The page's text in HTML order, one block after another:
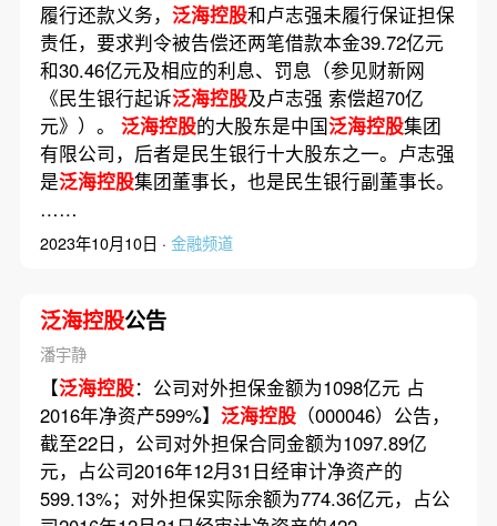
履行还款义务， 泛海控股和卢志强未履行保证担保
责任，要求判令被告偿还两笔借款本金39.72亿元
和30.46亿元及相应的利息、罚息（参见财新网
《民生银行起诉泛海控股及卢志强 索偿超70亿
元》）。 泛海控股的大股东是中国泛海控股集团
有限公司，后者是民生银行十大股东之一。卢志强
是泛海控股集团董事长，也是民生银行副董事长。
……
2023年10月10日 · 金融频道
泛海控股公告
潘宇静
【泛海控股：公司对外担保金额为1098亿元 占
2016年净资产599%】 泛海控股（000046）公告，
截至22日，公司对外担保合同金额为1097.89亿
元，占公司2016年12月31日经审计净资产的
599.13%；对外担保实际余额为774.36亿元，占公